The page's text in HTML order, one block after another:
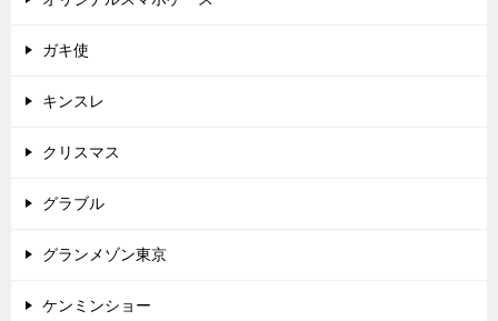
ガキ使
キンスレ
クリスマス
グラブル
グランメゾン東京
ケンミンショー